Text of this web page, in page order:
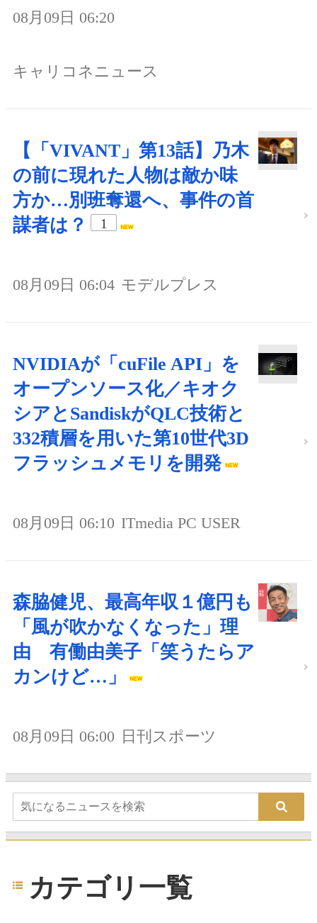
08月09日 06:20
キャリコネニュース
【「VIVANT」第13話】乃木
の前に現れた人物は敵か味
方か…別班奪還へ、事件の首
謀者は？
1
08月09日 06:04 モデルプレス
NVIDIAが「cuFile API」を
オープンソース化／キオク
シアとSandiskがQLC技術と
332積層を用いた第10世代3D
フラッシュメモリを開発
08月09日 06:10 ITmedia PC USER
森脇健児、最高年収１億円も
「風が吹かなくなった」理
由 有働由美子「笑うたらア
カンけど…」
08月09日 06:00 日刊スポーツ
カテゴリ一覧